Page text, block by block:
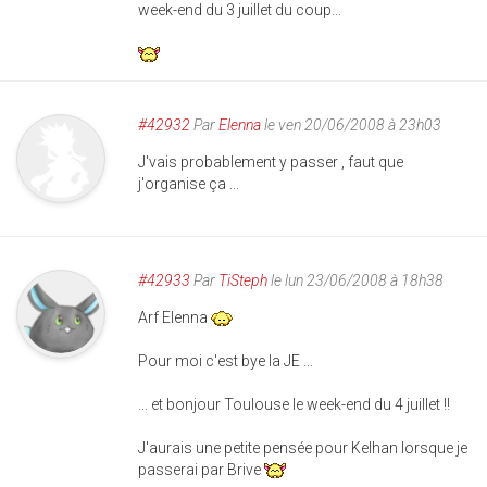
week-end du 3 juillet du coup...
#42932 ParElennale ven 20/06/2008 à 23h03
J'vais probablement y passer , faut que
j'organise ça ...
#42933 Par TiStephle lun 23/06/2008 à 18h38
Arf Elenna
Pour moi c'est bye la JE ...
... et bonjour Toulouse le week-end du 4 juillet !!
J'aurais une petite pensée pour Kelhan lorsque je
passerai par Brive